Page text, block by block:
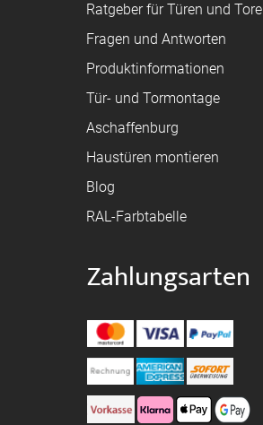
Ratgeber für Türen und Tore
Fragen und Antworten
Produktinformationen
Tür- und Tormontage
Aschaffenburg
Haustüren montieren
Blog
RAL-Farbtabelle
Zahlungsarten